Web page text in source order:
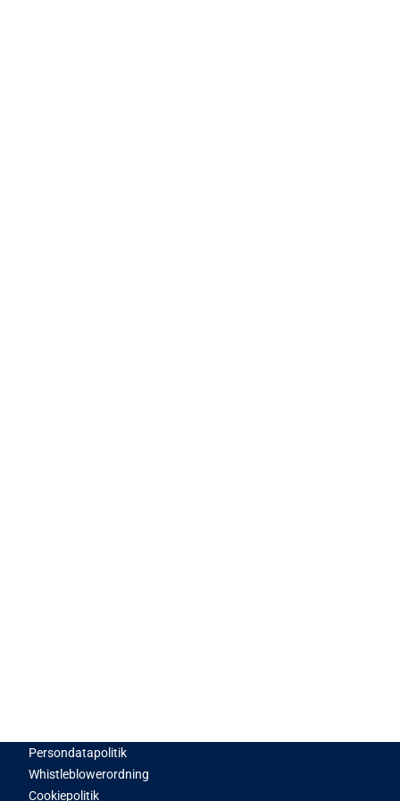
Persondatapolitik
Whistleblowerordning
Cookiepolitik